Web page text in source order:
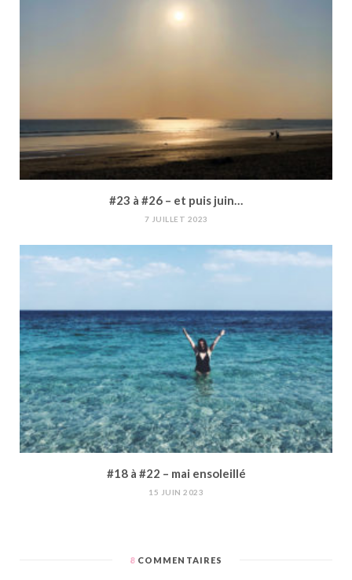
#23 à #26 – et puis juin…
7 JUILLET 2023
#18 à #22 – mai ensoleillé
15 JUIN 2023
8COMMENTAIRES